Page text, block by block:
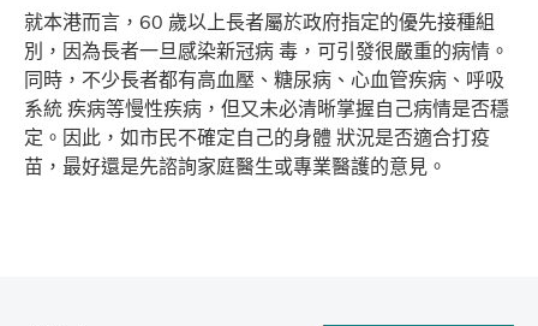
就本港而言，60 歲以上長者屬於政府指定的優先接種組
別，因為長者一旦感染新冠病 毒，可引發很嚴重的病情。
同時，不少長者都有高血壓、糖尿病、心血管疾病、呼吸
系統 疾病等慢性疾病，但又未必清晰掌握自己病情是否穩
定。因此，如市民不確定自己的身體 狀況是否適合打疫
苗，最好還是先諮詢家庭醫生或專業醫護的意見。